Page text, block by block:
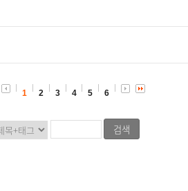
1 2 3 4 5 6